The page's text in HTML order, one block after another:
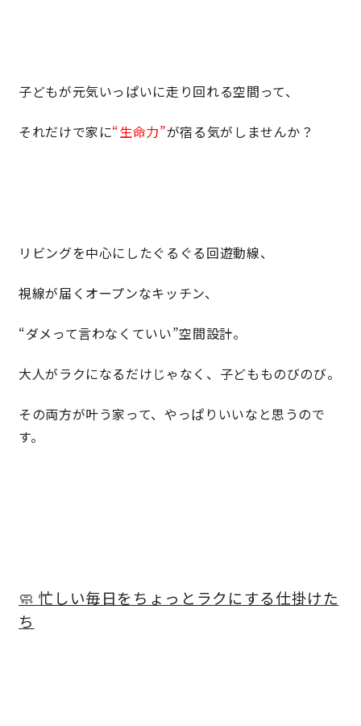
子どもが元気いっぱいに走り回れる空間って、
それだけで家に“生命力”が宿る気がしませんか？
リビングを中心にしたぐるぐる回遊動線、
視線が届くオープンなキッチン、
“ダメって言わなくていい”空間設計。
大人がラクになるだけじゃなく、子どもものびのび。
その両方が叶う家って、やっぱりいいなと思うので
す。
🧼 忙しい毎日をちょっとラクにする仕掛けた
ち